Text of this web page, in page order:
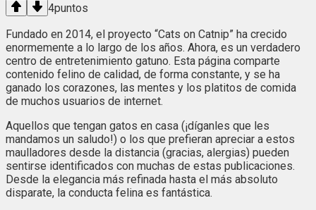
4puntos
Fundado en 2014, el proyecto “Cats on Catnip” ha crecido
enormemente a lo largo de los años. Ahora, es un verdadero
centro de entretenimiento gatuno. Esta página comparte
contenido felino de calidad, de forma constante, y se ha
ganado los corazones, las mentes y los platitos de comida
de muchos usuarios de internet.
Aquellos que tengan gatos en casa (¡díganles que les
mandamos un saludo!) o los que prefieran apreciar a estos
maulladores desde la distancia (gracias, alergias) pueden
sentirse identificados con muchas de estas publicaciones.
Desde la elegancia más refinada hasta el más absoluto
disparate, la conducta felina es fantástica.